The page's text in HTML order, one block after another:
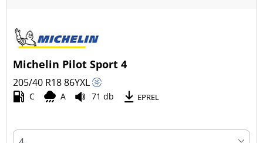
Typ vozidla
Všechny typy (24)
Osobní vůz (24)
4x4 (0)
Michelin Pilot Sport 4
205/40 R1886YXL
C A 71 db EPREL